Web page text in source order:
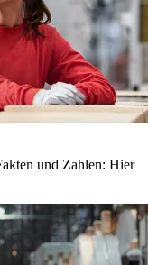
und Zahlen: Hier